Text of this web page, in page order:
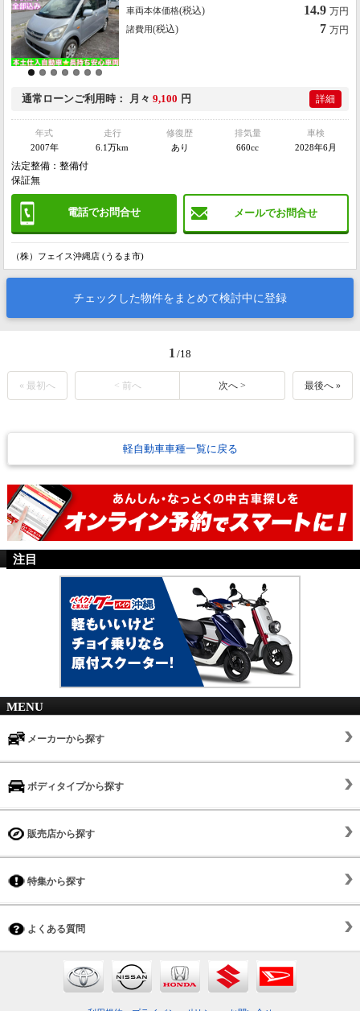
車両本体価格(税込) 14.9 万円
諸費用(税込) 7 万円
通常ローンご利用時 月々 9,100 円 詳細
年式
2007年
走行
6.1万km
修復歴
あり
排気量
660cc
車検
2028年6月
法定整備：整備付
保証無
電話でお問合せ メールでお問合せ
（株）フェイス沖縄店 (うるま市)
チェックした物件をまとめて検討中に登録
1 /18
« 最初へ < 前へ 次へ > 最後へ »
軽自動車車種一覧に戻る
注目
MENU
メーカーから探す
ボディタイプから探す
販売店から探す
特集から探す
よくある質問